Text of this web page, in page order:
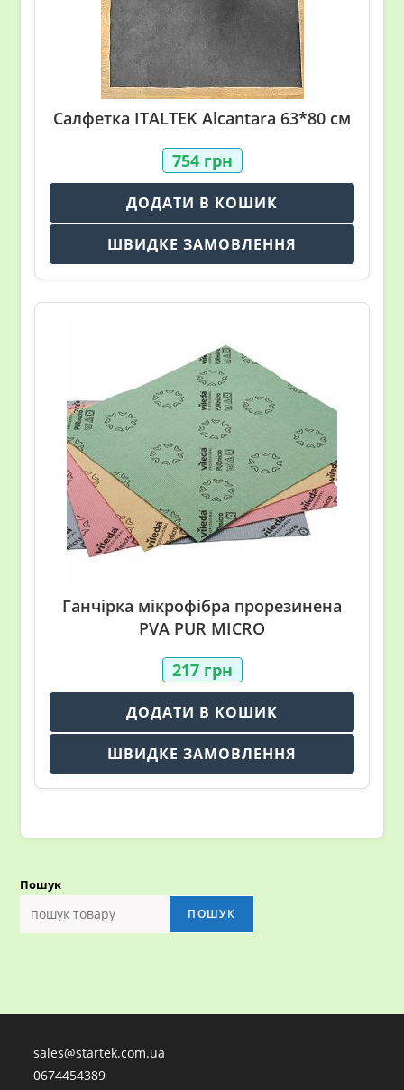
Салфетка ITALTEK Alcantara 63*80 cм
754 грн
ДОДАТИ В КОШИК
ШВИДКЕ ЗАМОВЛЕННЯ
Ганчірка мікрофібра прорезинена
PVA PUR MICRO
217 грн
ДОДАТИ В КОШИК
ШВИДКЕ ЗАМОВЛЕННЯ
Пошук
ПОШУК
sales@startek.com.ua
0674454389